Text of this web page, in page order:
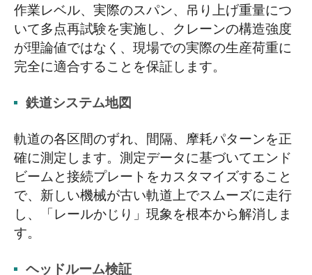
作業レベル、実際のスパン、吊り上げ重量につ
いて多点再試験を実施し、クレーンの構造強度
が理論値ではなく、現場での実際の生産荷重に
完全に適合することを保証します。
鉄道システム地図
軌道の各区間のずれ、間隔、摩耗パターンを正
確に測定します。測定データに基づいてエンド
ビームと接続プレートをカスタマイズすること
で、新しい機械が古い軌道上でスムーズに走行
し、「レールかじり」現象を根本から解消しま
す。
ヘッドルーム検証